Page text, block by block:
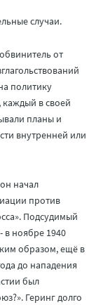
случаи.
от
политику
каждый в своей
планы и
внутренней или
начал
против
Подсудимый
в ноябре 1940
образом, ещё в
до нападения
был
Геринг долго